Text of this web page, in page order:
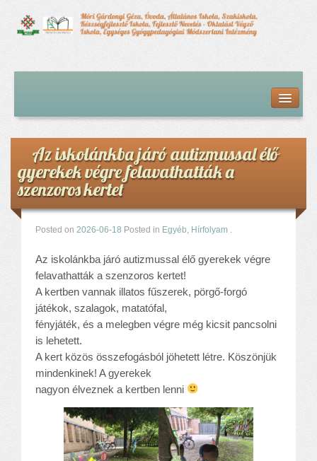
Hírfolyam
Iskolai élet
Alapdokumentumok
Intézményvezetői megbízás dokumentumai
Órarendek (2025/26. tanév)
Szakképzés
Szakkörök
Diákigazolvány
Középfokú beiskolázás a 2026-2027-ös tanévben
Középfokú eredmények
Alapítvány
Pedagógiai szakmai ellenőrzés
Gyermek- és ifjúságvédelem
Étlap
Projektjeink
Digitális témahét 2016
EFOP-3.1.6
Közlekedés biztonsági pályázat
Az iskolánkba járó autizmussal élő
gyerekek végre felavathatták a
szenzoros kertet
Posted on 2026-06-18 Posted in Egyéb, Hírfolyam .
Az iskolánkba járó autizmussal élő gyerekek végre
felavathatták a szenzoros kertet!
A kertben vannak illatos fűszerek, pörgő-forgó
játékok, szalagok, matatófal,
fényjáték, és a melegben végre még kicsit pancsolni
is lehetett.
A kert közös összefogásból jöhetett létre. Köszönjük
mindenkinek! A gyerekek
nagyon élveznek a kertben lenni